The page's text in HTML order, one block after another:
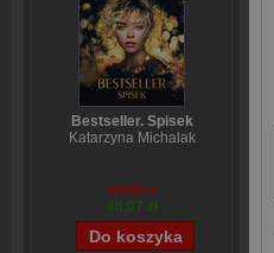
Bestseller. Spisek
Katarzyna Michalak
59,84 zł
48,07 zł